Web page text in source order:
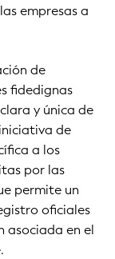
empresas a
de
fidedignas
y única de
de
a los
por las
permite un
oficiales
asociada en el